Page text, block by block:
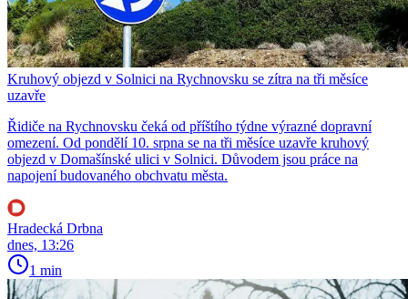
Kruhový objezd v Solnici na Rychnovsku se zítra na tři měsíce
uzavře
Řidiče na Rychnovsku čeká od příštího týdne výrazné dopravní
omezení. Od pondělí 10. srpna se na tři měsíce uzavře kruhový
objezd v Domašínské ulici v Solnici. Důvodem jsou práce na
napojení budovaného obchvatu města.
Hradecká Drbna
dnes, 13:26
1 min